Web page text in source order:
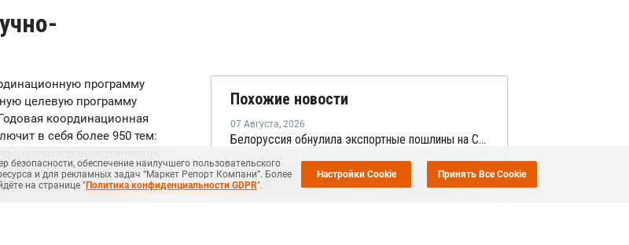
программу
целевую программу
координационная
в себя более 950 тем:
работы в
Годовой программы
Похожие новости
07 Августа, 2026
Белоруссия обнулила экспортные пошлины на СУГ
07 Августа, 2026
CF Industries приступила к строительству завода "чистого" аммиака за USD4 миллиарда
обеспечение наилучшего пользовательского
и для рекламных задач “Маркет Репорт Компани”. Более
на странице "Политика конфиденциальности GDPR".
Настройки Cookie Принять Все Cookie